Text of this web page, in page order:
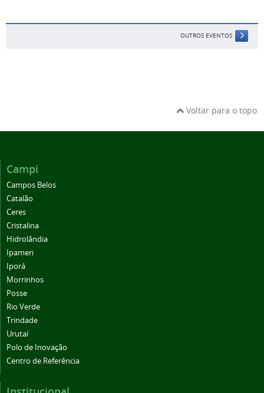
OUTROS EVENTOS
Voltar para o topo
Campi
Campos Belos
Catalão
Ceres
Cristalina
Hidrolândia
Ipameri
Iporá
Morrinhos
Posse
Rio Verde
Trindade
Urutaí
Polo de Inovação
Centro de Referência